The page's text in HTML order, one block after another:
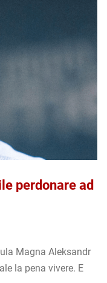
perdonare ad
Magna Aleksandr
la pena vivere. E